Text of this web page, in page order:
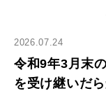
2026.07.24
令和9年3月末
を受け継いだ